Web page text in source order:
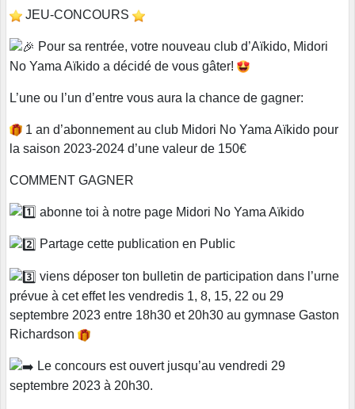
JEU-CONCOURS
Pour sa rentrée, votre nouveau club d’Aïkido, Midori
No Yama Aïkido a décidé de vous gâter!
L’une ou l’un d’entre vous aura la chance de gagner:
1 an d’abonnement au club Midori No Yama Aïkido pour
la saison 2023-2024 d’une valeur de 150€
COMMENT GAGNER
abonne toi à notre page Midori No Yama Aïkido
Partage cette publication en Public
viens déposer ton bulletin de participation dans l’urne
prévue à cet effet les vendredis 1, 8, 15, 22 ou 29
septembre 2023 entre 18h30 et 20h30 au gymnase Gaston
Richardson
Le concours est ouvert jusqu’au vendredi 29
septembre 2023 à 20h30.